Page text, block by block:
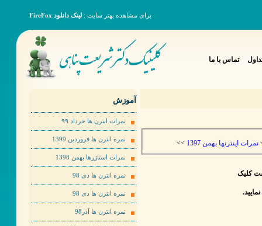
برای مشاهده بهتر سایت : لینک دانلود FireFox
تماس با ما
نمرات اینترنها بهمن 1397 >>
کلیک
آموزش
نمرات انترن ها خرداد ٩٩
نمره انترن ها فروردین 1399
نمرات استاژرها بهمن 1398
نمره انترن ها دی 98
نمره انترن ها دی 98
نمره انترن ها آذر98